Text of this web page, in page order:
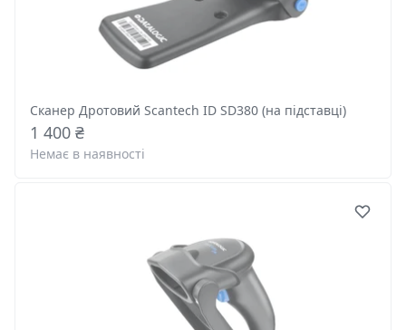
Сканер Дротовий Scantech ID SD380 (на підставці)
1 400 ₴
Немає в наявності